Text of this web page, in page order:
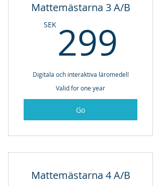
Mattemästarna 3 A/B
SEK 299
Digitala och interaktiva läromedel!
Valid for one year
Go
Mattemästarna 4 A/B